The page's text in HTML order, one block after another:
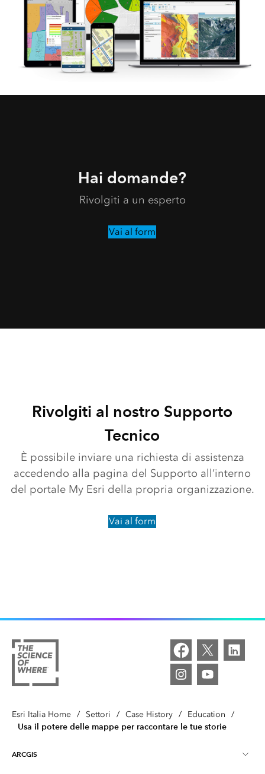
Hai domande?
Rivolgiti a un esperto
Vai al form
Rivolgiti al nostro Supporto
Tecnico
È possibile inviare una richiesta di assistenza
accedendo alla pagina del Supporto all’interno
del portale My Esri della propria organizzazione.
Vai al form
Esri Italia Home / Settori / Case History / Education /
Usa il potere delle mappe per raccontare le tue storie
ARCGIS